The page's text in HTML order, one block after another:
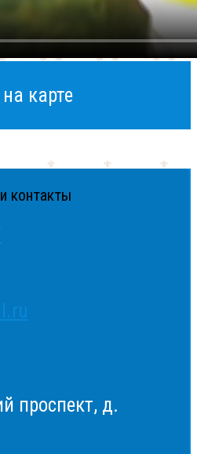
карте
контакты
проспект, д.